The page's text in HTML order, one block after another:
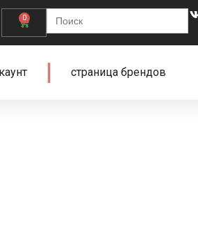
0
Search
for:
страница брендов